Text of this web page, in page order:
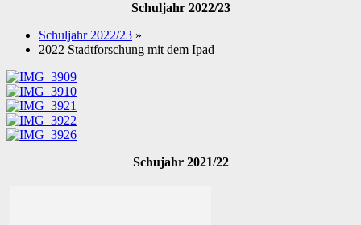
Schuljahr 2022/23
Schuljahr 2022/23 »
2022 Stadtforschung mit dem Ipad
Schujahr 2021/22